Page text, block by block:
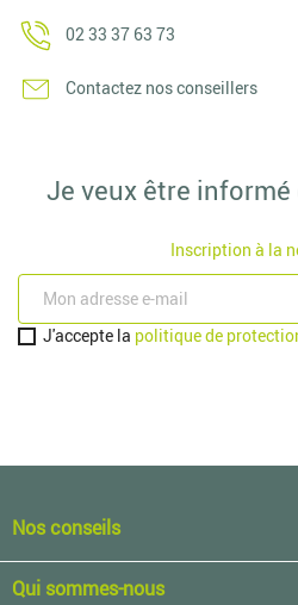
02 33 37 63 73
Contactez nos conseillers
Je veux être
Inscription à la
J'accepte la politique de
Nos conseils
Qui sommes-nous